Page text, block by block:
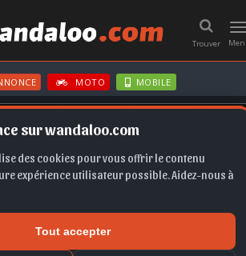
sur wandaloo.com
des cookies pour vous offrir le contenu
expérience utilisateur possible. Aidez-nous à
Tout accepter
Trouver
MOTO MOBILE
SCALA FRONTERA
ŠKODA
Karoq
150 DSG Selection neuve au Maroc